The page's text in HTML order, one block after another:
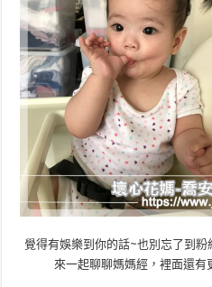
覺得有娛樂到你的話~也別忘了到
來一起聊聊媽媽經，裡面還有